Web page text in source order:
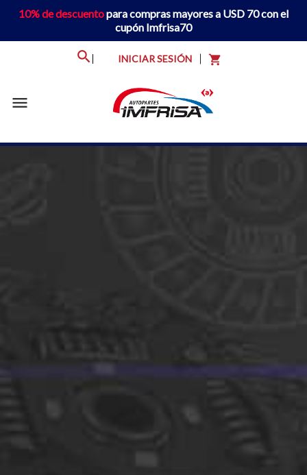
10% de descuentopara compras mayores a USD 70 con el
cupón Imfrisa70
INICIAR SESIÓN shopping_cart
menu